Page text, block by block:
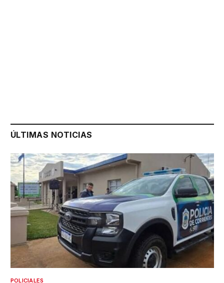
ÚLTIMAS NOTICIAS
POLICIALES